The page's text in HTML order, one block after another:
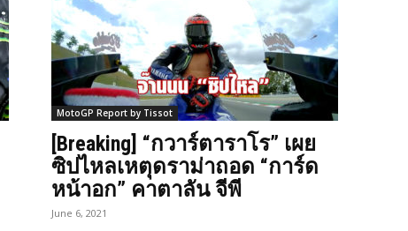
MotoGP Report by Tissot
[Breaking] “กวาร์ตาราโร” เผย
ซิปไหลเหตุดราม่าถอด “การ์ด
หน้าอก” คาตาลัน จีพี
June 6, 2021